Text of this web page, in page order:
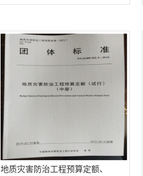
地质灾害防治工程预算定额、